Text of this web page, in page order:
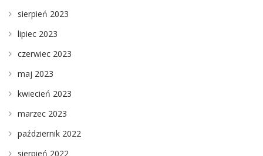
sierpień 2023
lipiec 2023
czerwiec 2023
maj 2023
kwiecień 2023
marzec 2023
październik 2022
sierpień 2022